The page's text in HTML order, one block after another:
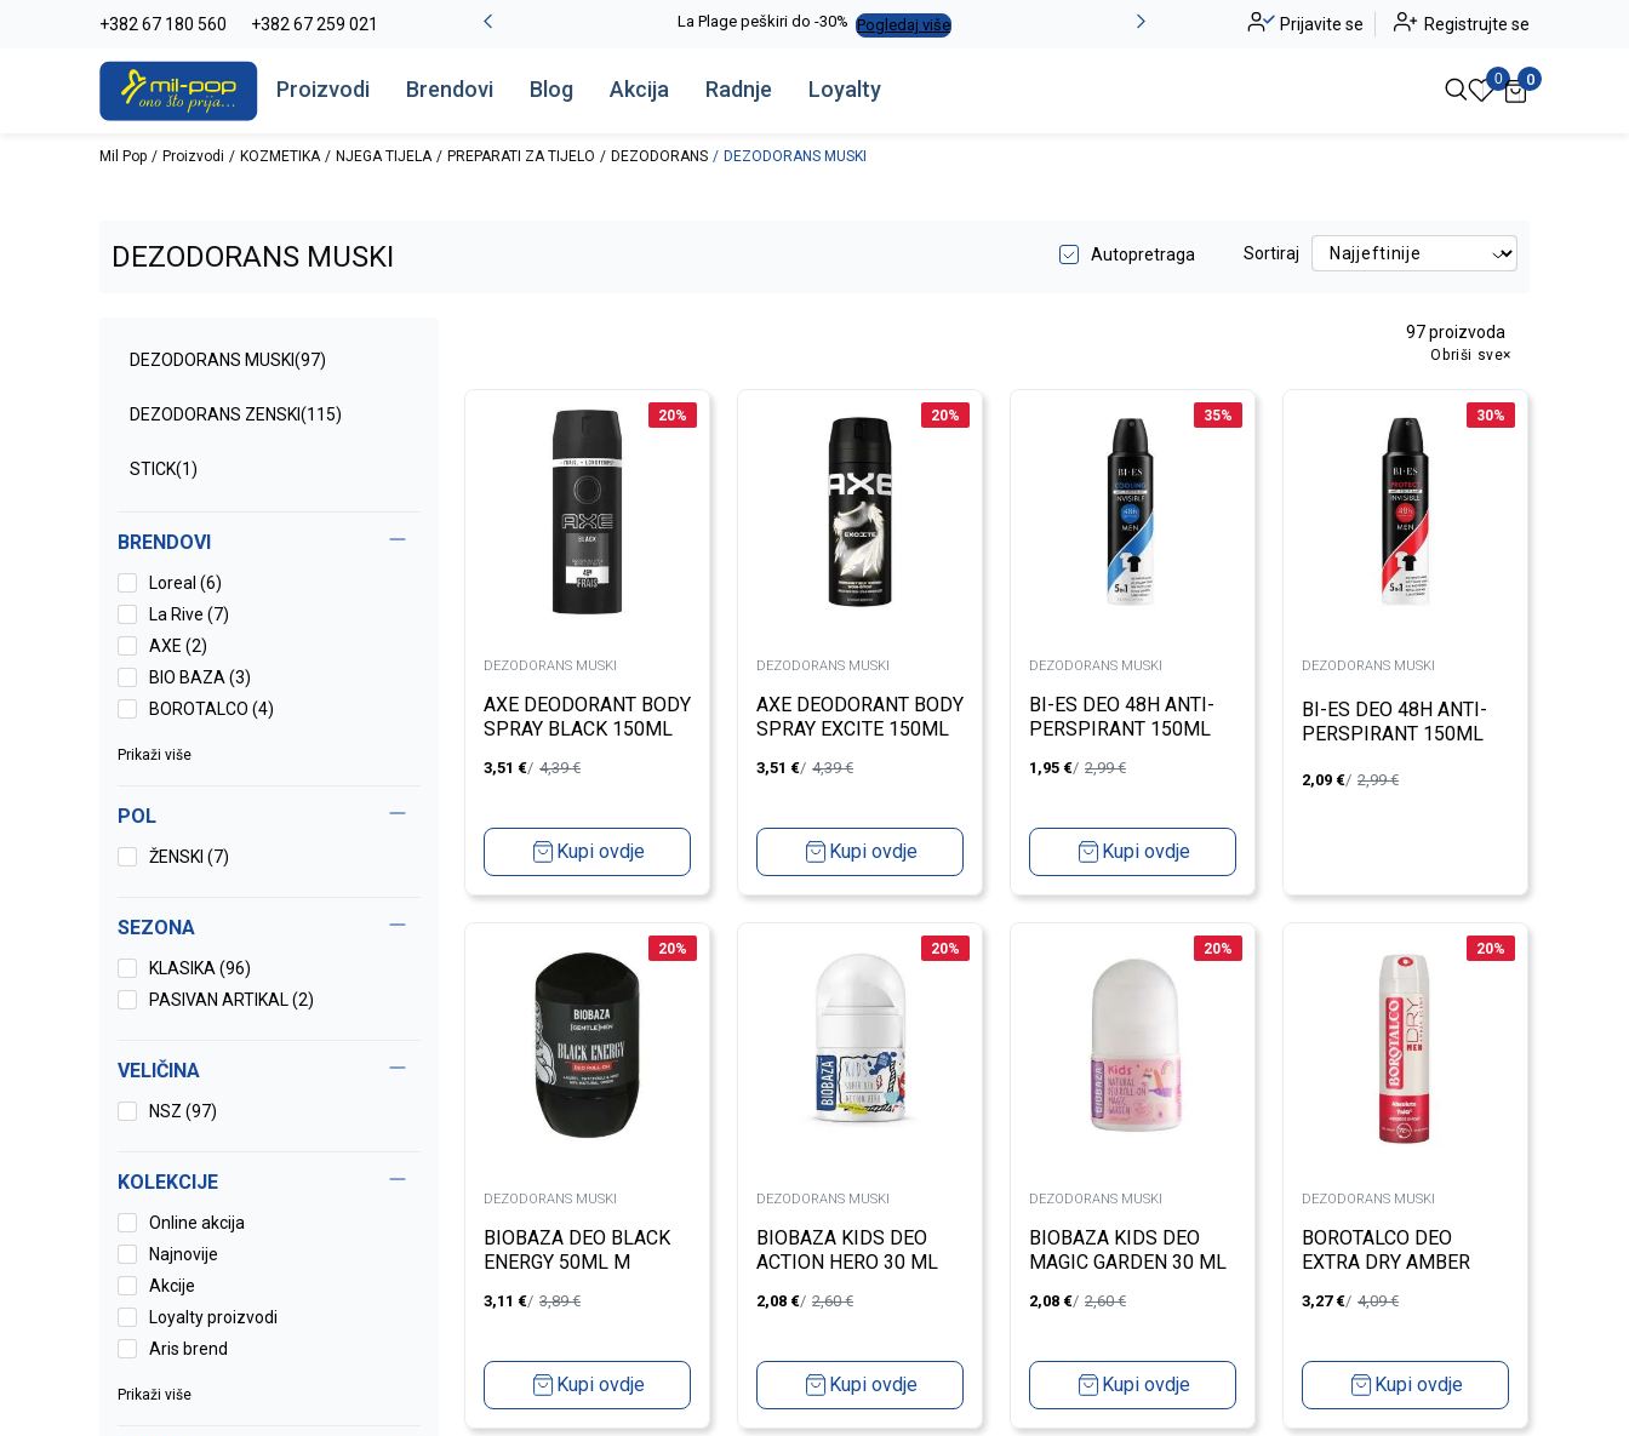
+382 67 180 560 +382 67 259 021
-20% na kompletan asortiman Pogledaj više La Plage peškiri do -30% Pogledaj više Alma Ras do -50% Pogledaj više
Prijavite se Registrujte se
Proizvodi Brendovi Blog Akcija Radnje Loyalty 0 0
Mil Pop Proizvodi KOZMETIKA NJEGA TIJELA PREPARATI ZA TIJELO DEZODORANS DEZODORANS MUSKI
DEZODORANS MUSKI Autopretraga Sortiraj
DEZODORANS MUSKI(97)
DEZODORANS ZENSKI(115)
STICK(1)
BRENDOVI
Loreal (6)
La Rive (7)
AXE (2)
BIO BAZA (3)
BOROTALCO (4)
Prikaži više
POL
ŽENSKI (7)
SEZONA
KLASIKA (96)
PASIVAN ARTIKAL (2)
VELIČINA
NSZ (97)
KOLEKCIJE
Online akcija
Najnovije
Akcije
Loyalty proizvodi
Aris brend
Prikaži više
97proizvoda
Obriši sve
20%
DEZODORANS MUSKI
AXE DEODORANT BODY
SPRAY BLACK 150ML
3,51 € 4,39€
Kupi ovdje
20%
DEZODORANS MUSKI
AXE DEODORANT BODY
SPRAY EXCITE 150ML
3,51 € 4,39€
Kupi ovdje
35%
DEZODORANS MUSKI
BI-ES DEO 48H ANTI-
PERSPIRANT 150ML
1,95 € 2,99€
Kupi ovdje
30%
DEZODORANS MUSKI
BI-ES DEO 48H ANTI-
PERSPIRANT 150ML
2,09 € 2,99€
20%
DEZODORANS MUSKI
BIOBAZA DEO BLACK
ENERGY 50ML M
3,11 € 3,89€
Kupi ovdje
20%
DEZODORANS MUSKI
BIOBAZA KIDS DEO
ACTION HERO 30 ML
2,08 € 2,60€
Kupi ovdje
20%
DEZODORANS MUSKI
BIOBAZA KIDS DEO
MAGIC GARDEN 30 ML
2,08 € 2,60€
Kupi ovdje
20%
DEZODORANS MUSKI
BOROTALCO DEO
EXTRA DRY AMBER
3,27 € 4,09€
Kupi ovdje